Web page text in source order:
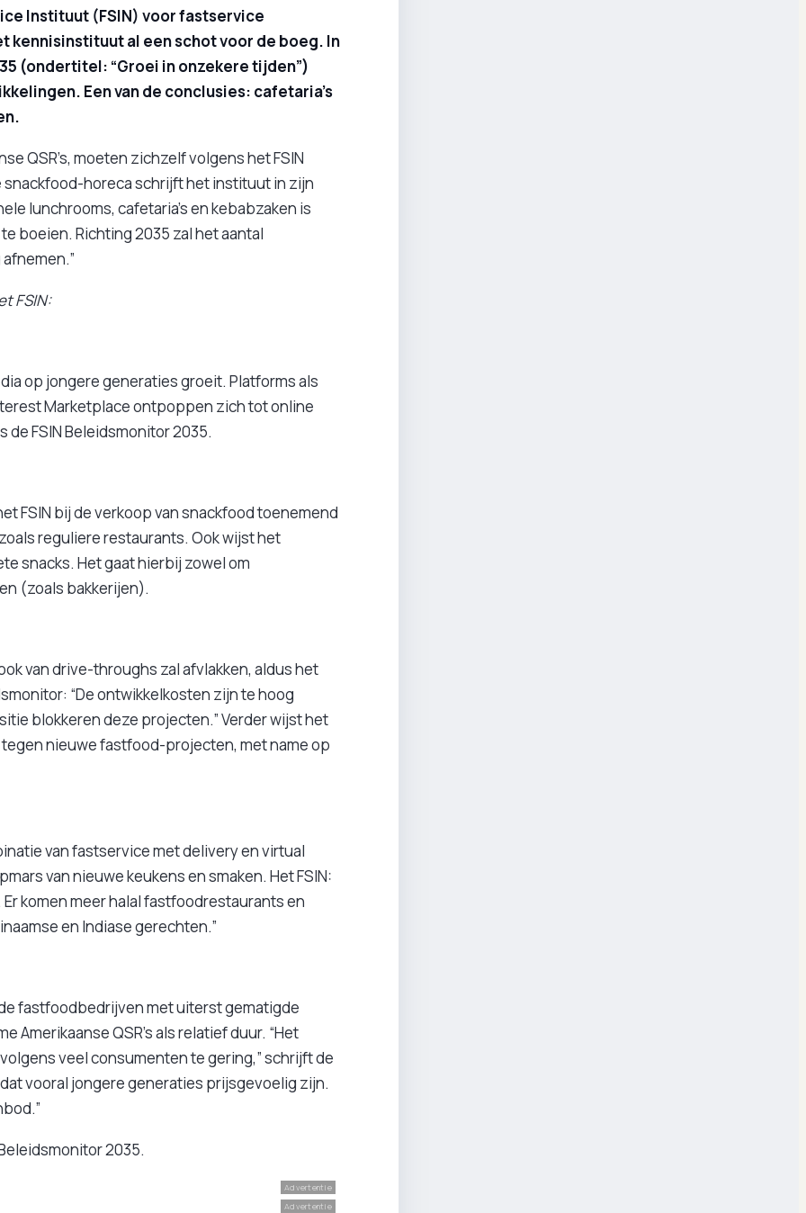
Instituut (FSIN) voor fastservice
kennisinstituut al een schot voor de boeg. In
(ondertitel: “Groei in onzekere tijden”)
Een van de conclusies: cafetaria's
QSR’s, moeten zichzelf volgens het FSIN
horeca schrijft het instituut in zijn
lunchrooms, cafetaria’s en kebabzaken is
boeien. Richting 2035 zal het aantal
FSIN:
op jongere generaties groeit. Platforms als
Marketplace ontpoppen zich tot online
de FSIN Beleidsmonitor 2035.
FSIN bij de verkoop van snackfood toenemend
reguliere restaurants. Ook wijst het
snacks. Het gaat hierbij zowel om
(zoals bakkerijen).
van drive-throughs zal afvlakken, aldus het
“De ontwikkelkosten zijn te hoog
blokkeren deze projecten.” Verder wijst het
nieuwe fastfood-projecten, met name op
van fastservice met delivery en virtual
van nieuwe keukens en smaken. Het FSIN:
komen meer halal fastfoodrestaurants en
en Indiase gerechten.”
fastfoodbedrijven met uiterst gematigde
Amerikaanse QSR’s als relatief duur. “Het
veel consumenten te gering,” schrijft de
vooral jongere generaties prijsgevoelig zijn.
2035.
Advertentie
Advertentie